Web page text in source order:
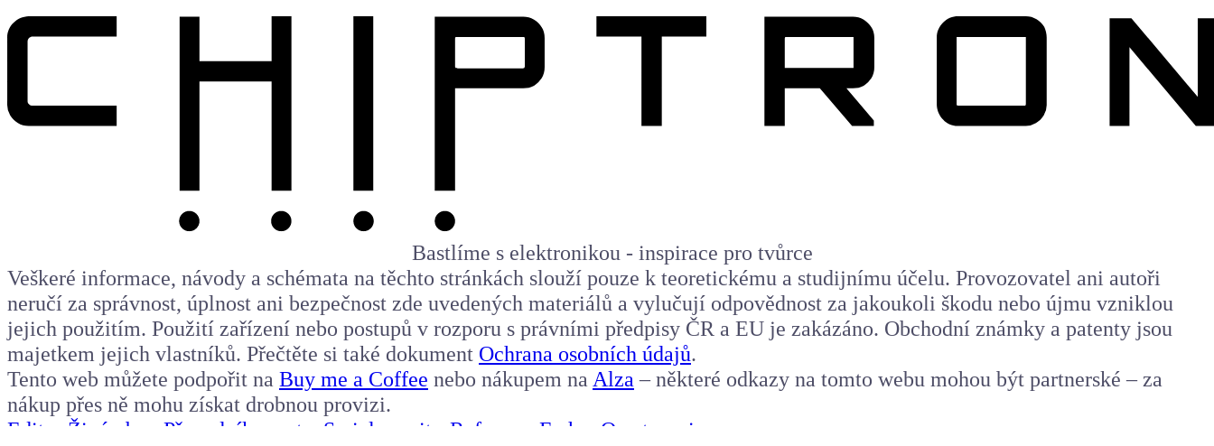
Bastlíme s elektronikou - inspirace pro tvůrce
Veškeré informace, návody a schémata na těchto stránkách slouží pouze k teoretickému a studijnímu účelu. Provozovatel ani autoři
neručí za správnost, úplnost ani bezpečnost zde uvedených materiálů a vylučují odpovědnost za jakoukoli škodu nebo újmu vzniklou
jejich použitím. Použití zařízení nebo postupů v rozporu s právními předpisy ČR a EU je zakázáno. Obchodní známky a patenty jsou
majetkem jejich vlastníků. Přečtěte si také dokument Ochrana osobních údajů.
Tento web můžete podpořit na Buy me a Coffee nebo nákupem na Alza – některé odkazy na tomto webu mohou být partnerské – za
nákup přes ně mohu získat drobnou provizi.
Editor Živý obraz Převodník soustav Serial monitor Reference E-shop O autorovi